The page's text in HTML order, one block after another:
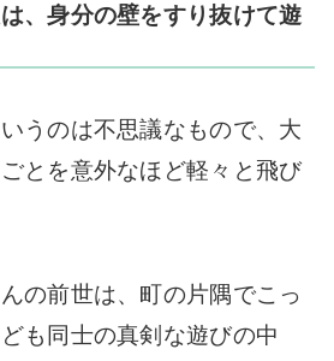
、身分の壁をすり抜けて遊
うのは不思議なもので、大
とを意外なほど軽々と飛び
の前世は、町の片隅でこっ
も同士の真剣な遊びの中